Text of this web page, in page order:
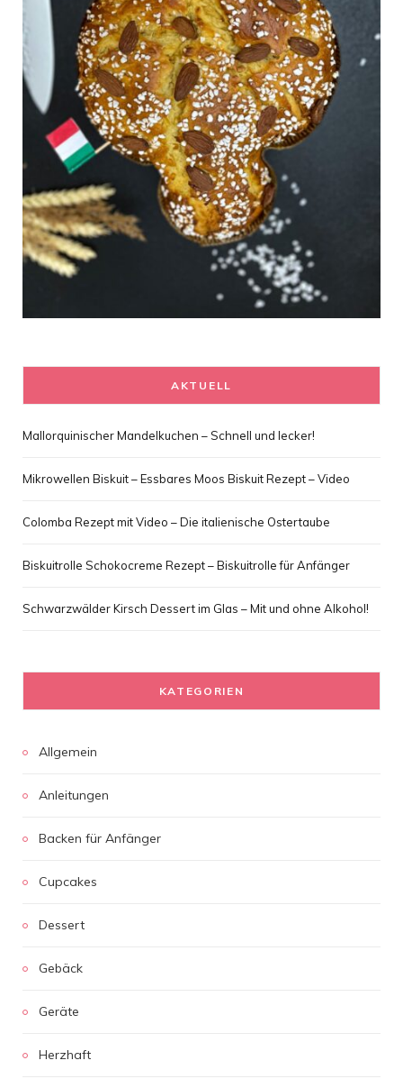
AKTUELL
Mallorquinischer Mandelkuchen – Schnell und lecker!
Mikrowellen Biskuit – Essbares Moos Biskuit Rezept – Video
Colomba Rezept mit Video – Die italienische Ostertaube
Biskuitrolle Schokocreme Rezept – Biskuitrolle für Anfänger
Schwarzwälder Kirsch Dessert im Glas – Mit und ohne Alkohol!
KATEGORIEN
Allgemein
Anleitungen
Backen für Anfänger
Cupcakes
Dessert
Gebäck
Geräte
Herzhaft